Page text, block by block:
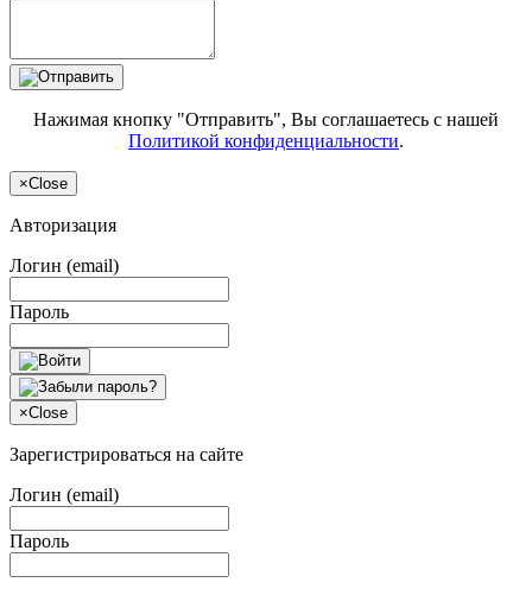
Нажимая кнопку "Отправить", Вы соглашаетесь с нашей
Политикой конфиденциальности.
×Close
Авторизация
Логин (email)
Пароль
×Close
Зарегистрироваться на сайте
Логин (email)
Пароль